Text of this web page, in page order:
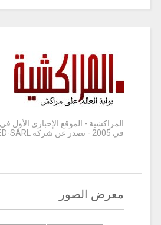
المراكشية - الموقع الإخباري
في 2005 - تصدر عن شركة IMAR MED-SARL
معرض الصور